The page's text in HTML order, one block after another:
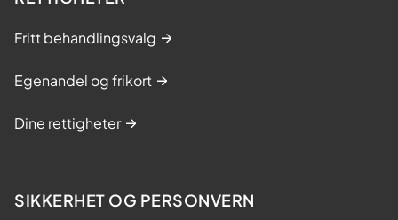
Fritt behandlingsvalg
Egenandel og frikort
Dine rettigheter
SIKKERHET OG PERSONVERN